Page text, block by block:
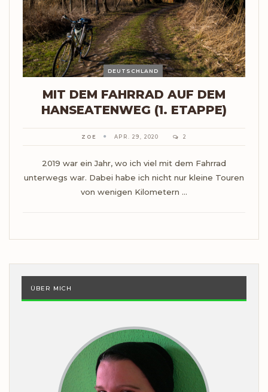
DEUTSCHLAND
MIT DEM FAHRRAD AUF DEM
HANSEATENWEG (1. ETAPPE)
ZOE APR. 29, 2020 2
2019 war ein Jahr, wo ich viel mit dem Fahrrad
unterwegs war. Dabei habe ich nicht nur kleine Touren
von wenigen Kilometern ...
ÜBER MICH